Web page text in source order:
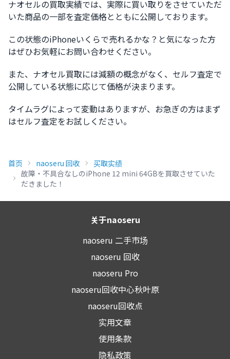
ナオセルの買取実績では、実際に買い取りをさせていただ
いた商品の一部を査定価格とともに公開しております。
この状態のiPhoneいくらで売れるかな？と気になった方
はぜひお気軽にお問い合わせください。
また、ナオセル買取には減額の概念がなく、セルフ査定で
公開している状態に応じて価格が決まります。
タイムラグによって変動はありますが、お急ぎの方はまず
はセルフ査定をお試しください。
首页 naoseru 回收
买取实绩
故障・不具合なしのiPhone 12 mini 64GBを買取させていた
だきました！
关于naoseru
naoseru 二手市场
naoseru 回收
naoseru Pro
naoseru回收中心秋叶原
naoseru回收点
实用文章
使用条款
隐私政策